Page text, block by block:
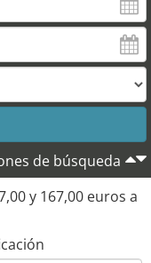
de búsqueda
y 167,00 euros a